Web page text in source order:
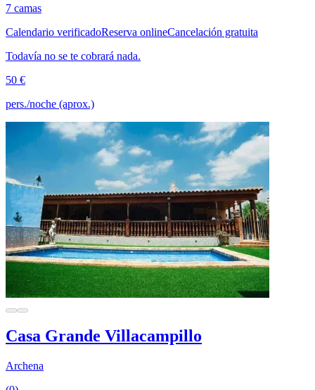
7 camas
Calendario verificadoReserva onlineCancelación gratuita
Todavía no se te cobrará nada.
50 €
pers./noche (aprox.)
Casa Grande Villacampillo
Archena